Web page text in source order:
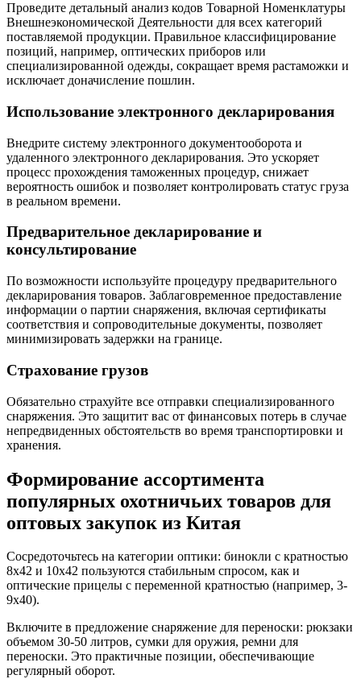
Проведите детальный анализ кодов Товарной Номенклатуры
Внешнеэкономической Деятельности для всех категорий
поставляемой продукции. Правильное классифицирование
позиций, например, оптических приборов или
специализированной одежды, сокращает время растаможки и
исключает доначисление пошлин.
Использование электронного декларирования
Внедрите систему электронного документооборота и
удаленного электронного декларирования. Это ускоряет
процесс прохождения таможенных процедур, снижает
вероятность ошибок и позволяет контролировать статус груза
в реальном времени.
Предварительное декларирование и
консультирование
По возможности используйте процедуру предварительного
декларирования товаров. Заблаговременное предоставление
информации о партии снаряжения, включая сертификаты
соответствия и сопроводительные документы, позволяет
минимизировать задержки на границе.
Страхование грузов
Обязательно страхуйте все отправки специализированного
снаряжения. Это защитит вас от финансовых потерь в случае
непредвиденных обстоятельств во время транспортировки и
хранения.
Формирование ассортимента
популярных охотничьих товаров для
оптовых закупок из Китая
Сосредоточьтесь на категории оптики: бинокли с кратностью
8x42 и 10x42 пользуются стабильным спросом, как и
оптические прицелы с переменной кратностью (например, 3-
9x40).
Включите в предложение снаряжение для переноски: рюкзаки
объемом 30-50 литров, сумки для оружия, ремни для
переноски. Это практичные позиции, обеспечивающие
регулярный оборот.